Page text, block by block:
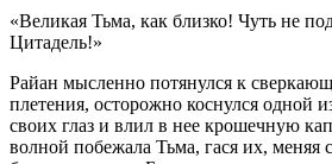
«Великая Тьма, как близко! Чуть не
Цитадель!»
Райан мысленно потянулся к
плетения, осторожно коснулся одной
своих глаз и влил в нее крошечную
волной побежала Тьма, гася их, меняя